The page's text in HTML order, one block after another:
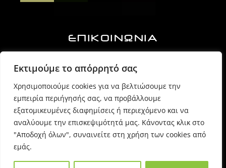
Εκτιμούμε το απόρρητό σας
Χρησιμοποιούμε cookies για να βελτιώσουμε την
εμπειρία περιήγησής σας, να προβάλλουμε
εξατομικευμένες διαφημίσεις ή περιεχόμενο και να
αναλύουμε την επισκεψιμότητά μας. Κάνοντας κλικ στο
"Αποδοχή όλων", συναινείτε στη χρήση των cookies από
εμάς.
ΕΠΙΚΟΙΝΩΝΙΑ
6974725071 (Πρόεδρος Δ.Σ.)
6980054170 (Γραμματέας)